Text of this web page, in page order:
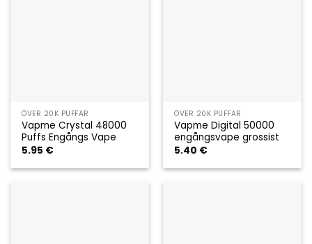
ÖVER 20K PUFFAR
Vapme Crystal 48000
Puffs Engångs Vape
5.95 €
ÖVER 20K PUFFAR
Vapme Digital 50000
engångsvape grossist
5.40 €